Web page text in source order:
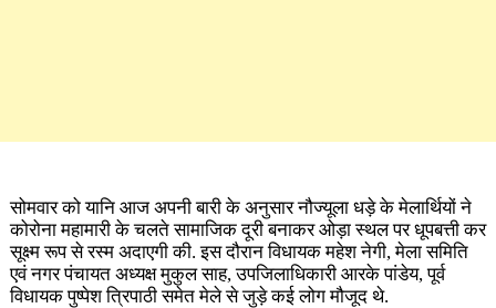
सोमवार को यानि आज अपनी बारी के अनुसार नौज्यूला धड़े के मेलार्थियों ने
कोरोना महामारी के चलते सामाजिक दूरी बनाकर ओड़ा स्थल पर धूपबत्ती कर
सूक्ष्म रूप से रस्म अदाएगी की. इस दौरान विधायक महेश नेगी, मेला समिति
एवं नगर पंचायत अध्यक्ष मुकुल साह, उपजिलाधिकारी आरके पांडेय, पूर्व
विधायक पुष्पेश त्रिपाठी समेत मेले से जुड़े कई लोग मौजूद थे.